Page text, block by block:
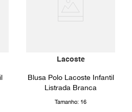
Lacoste
Blusa Polo Lacoste Infantil
Listrada Branca
Tamanho: 16